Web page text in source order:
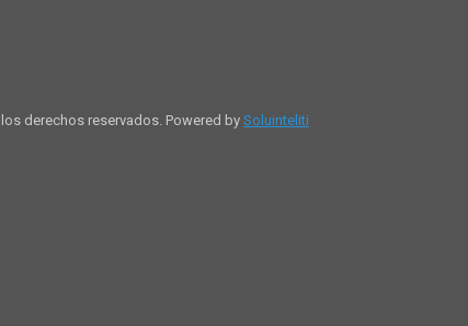
derechos reservados. Powered by Soluinteliti